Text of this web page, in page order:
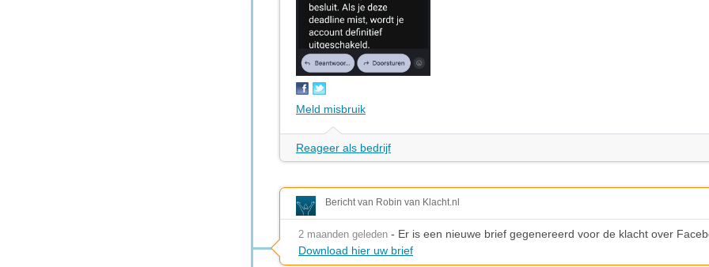
Meld misbruik
Reageer als bedrijf
Bericht van Robin van Klacht.nl
2 maanden geleden - Er is een nieuwe brief gegenereerd voor de klacht over
Download hier uw brief